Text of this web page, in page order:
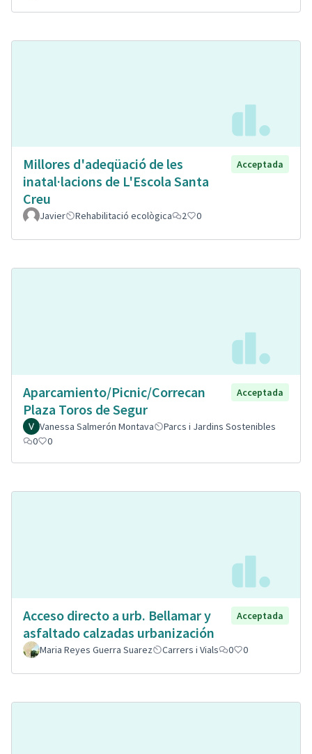
Millores d'adeqüació de les
inatal·lacions de L'Escola Santa
Creu
Acceptada
Javier Rehabilitació ecològica 2 0
Aparcamiento/Picnic/Correcan
Plaza Toros de Segur
Acceptada
Vanessa Salmerón Montava
Parcs i Jardins Sostenibles
0
0
Acceso directo a urb. Bellamar y
asfaltado calzadas urbanización
Acceptada
Maria Reyes Guerra Suarez Carrers i Vials 0 0